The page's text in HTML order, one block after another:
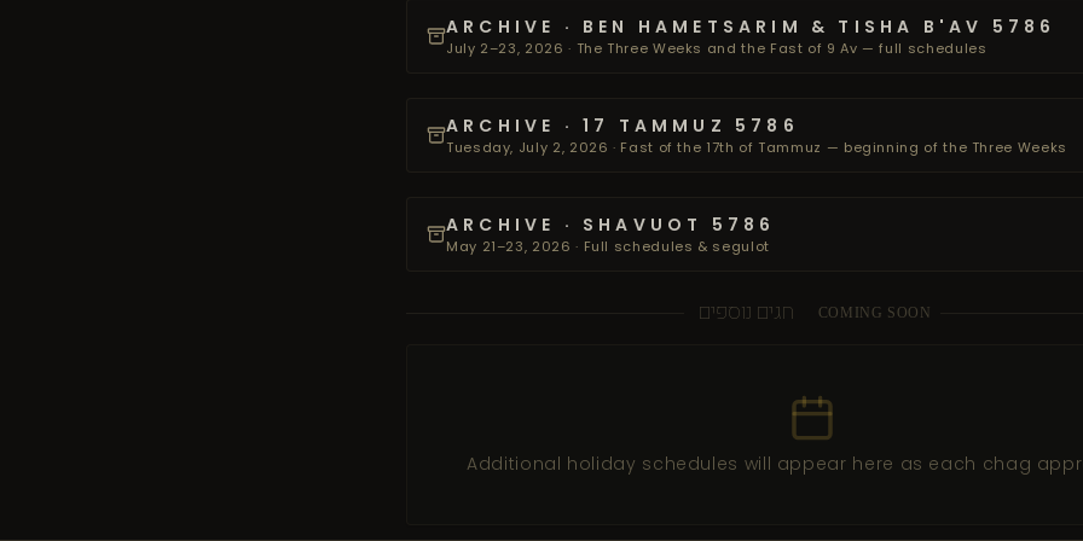
ARCHIVE · BEN HAMETSARIM & TISHA B'AV 5786
July 2–23, 2026 · The Three Weeks and the Fast of 9 Av — full schedules
ARCHIVE · 17 TAMMUZ 5786
Tuesday, July 2, 2026 · Fast of the 17th of Tammuz — beginning of the Three Weeks
ARCHIVE · SHAVUOT 5786
May 21–23, 2026 · Full schedules & segulot
חגים נוספים COMING SOON
Additional holiday schedules will appear here as each chag